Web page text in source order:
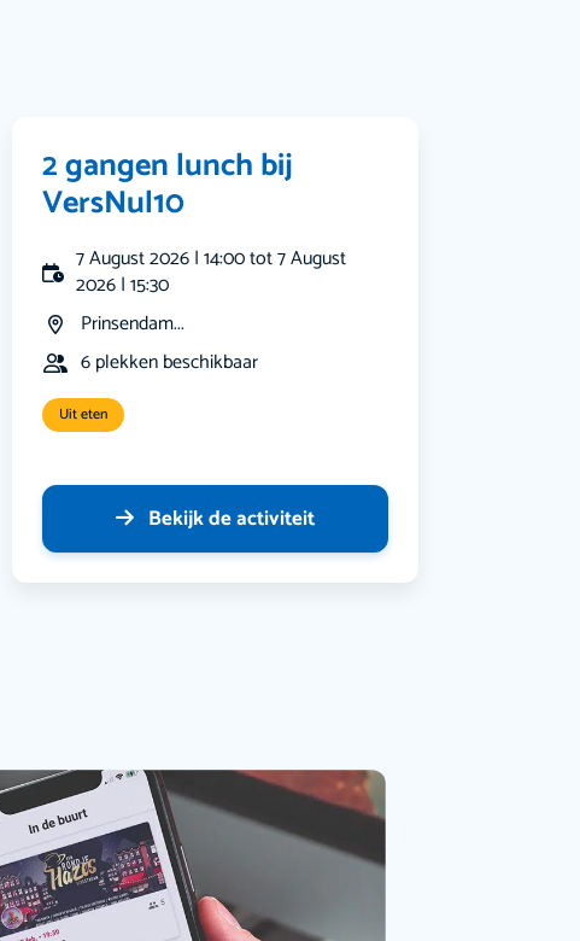
2 gangen lunch bij
VersNul10
7 August 2026 | 14:00 tot 7 August
2026 | 15:30
Prinsendam...
6 plekken beschikbaar
Uit eten
Bekijk de activiteit